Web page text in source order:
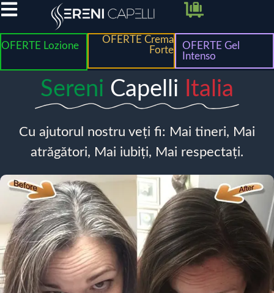
OFERTE Lozione
OFERTE Crema
Forte
OFERTE Gel
Intenso
Sereni Capelli Italia
Cu ajutorul nostru veți fi: Mai tineri, Mai
atrăgători, Mai iubiți, Mai respectați.